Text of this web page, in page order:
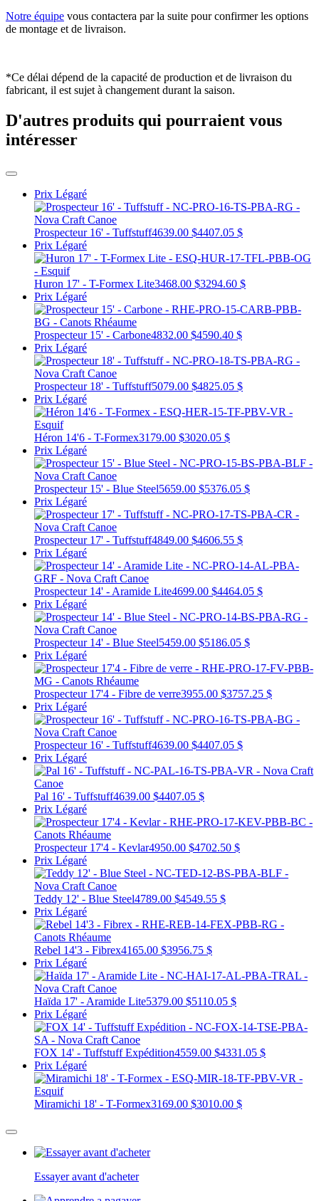
Notre équipe vous contactera par la suite pour confirmer les options
de montage et de livraison.
*Ce délai dépend de la capacité de production et de livraison du
fabricant, il est sujet à changement durant la saison.
D'autres produits qui pourraient vous
intéresser
Prix Légaré
Prospecteur 16' - Tuffstuff4639.00 $4407.05 $
Prix Légaré
Huron 17' - T-Formex Lite3468.00 $3294.60 $
Prix Légaré
Prospecteur 15' - Carbone4832.00 $4590.40 $
Prix Légaré
Prospecteur 18' - Tuffstuff5079.00 $4825.05 $
Prix Légaré
Héron 14'6 - T-Formex3179.00 $3020.05 $
Prix Légaré
Prospecteur 15' - Blue Steel5659.00 $5376.05 $
Prix Légaré
Prospecteur 17' - Tuffstuff4849.00 $4606.55 $
Prix Légaré
Prospecteur 14' - Aramide Lite4699.00 $4464.05 $
Prix Légaré
Prospecteur 14' - Blue Steel5459.00 $5186.05 $
Prix Légaré
Prospecteur 17'4 - Fibre de verre3955.00 $3757.25 $
Prix Légaré
Prospecteur 16' - Tuffstuff4639.00 $4407.05 $
Prix Légaré
Pal 16' - Tuffstuff4639.00 $4407.05 $
Prix Légaré
Prospecteur 17'4 - Kevlar4950.00 $4702.50 $
Prix Légaré
Teddy 12' - Blue Steel4789.00 $4549.55 $
Prix Légaré
Rebel 14'3 - Fibrex4165.00 $3956.75 $
Prix Légaré
Haïda 17' - Aramide Lite5379.00 $5110.05 $
Prix Légaré
FOX 14' - Tuffstuff Expédition4559.00 $4331.05 $
Prix Légaré
Miramichi 18' - T-Formex3169.00 $3010.00 $
Essayer avant d'acheter